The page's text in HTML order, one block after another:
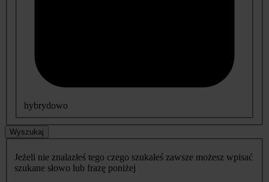
hybrydowo
Wyszukaj
Jeżeli nie znalazłeś tego czego szukałeś zawsze możesz wpisać
szukane słowo lub frazę poniżej